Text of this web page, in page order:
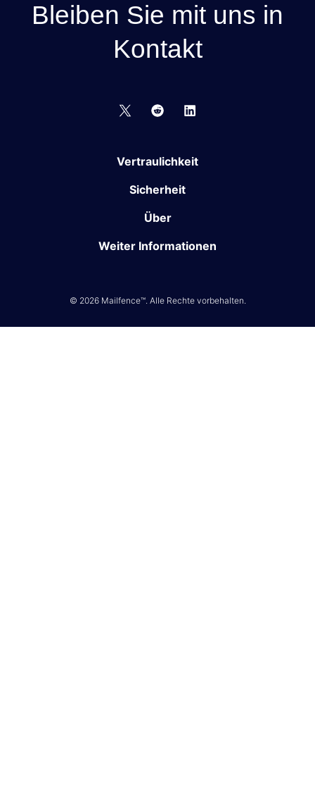
Bleiben Sie mit uns in
Kontakt
Vertraulichkeit
Sicherheit
Über
Weiter Informationen
© 2026 Mailfence™. Alle Rechte vorbehalten.